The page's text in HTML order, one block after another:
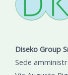
Diseko Group
Sede